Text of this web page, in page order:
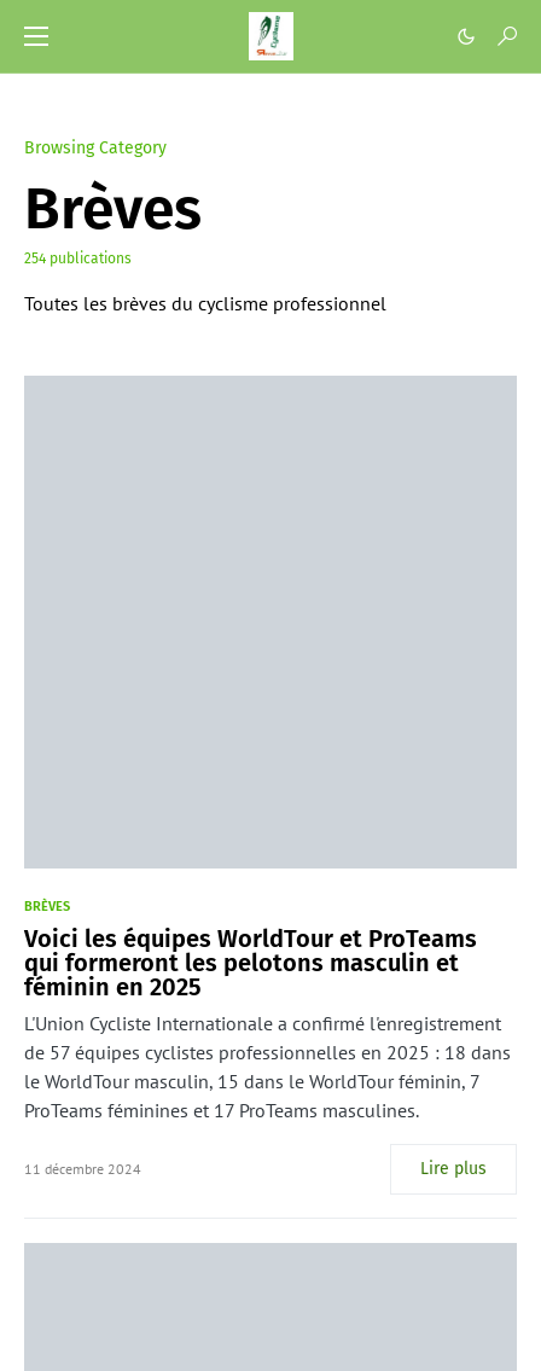
Browsing Category
Brèves
254 publications
Toutes les brèves du cyclisme professionnel
BRÈVES
Voici les équipes WorldTour et ProTeams
qui formeront les pelotons masculin et
féminin en 2025
L'Union Cycliste Internationale a confirmé l'enregistrement
de 57 équipes cyclistes professionnelles en 2025 : 18 dans
le WorldTour masculin, 15 dans le WorldTour féminin, 7
ProTeams féminines et 17 ProTeams masculines.
11 décembre 2024 Lire plus